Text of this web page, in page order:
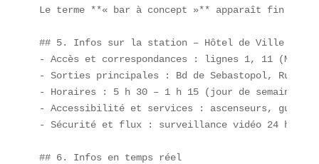
Le terme **« bar à concept »** apparaît fin
## 5. Infos sur la station – Hôtel de Ville
- Accès et correspondances : lignes 1, 11
- Sorties principales : Bd de Sebastopol, Rue
- Horaires : 5 h 30 – 1 h 15 (jour de semaine),
- Accessibilité et services : ascenseurs,
- Sécurité et flux : surveillance vidéo 24 h/24,
## 6. Infos en temps réel